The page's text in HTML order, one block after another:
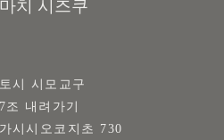
치 시즈쿠
시 시모교구
조 내려가기
시시오코지초 730